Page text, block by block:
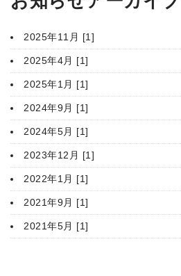
2025年11月 [1]
2025年4月 [1]
2025年1月 [1]
2024年9月 [1]
2024年5月 [1]
2023年12月 [1]
2022年1月 [1]
2021年9月 [1]
2021年5月 [1]